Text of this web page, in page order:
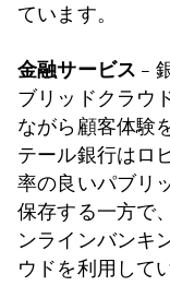
ています。
金融サービス –
ブリッドクラウ
ながら顧客体験
テール銀行はロ
率の良いパブリ
保存する一方で
ンラインバンキ
ウドを利用して